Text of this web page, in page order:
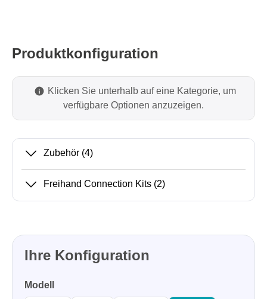
Produktkonfiguration
Klicken Sie unterhalb auf eine Kategorie, um
verfügbare Optionen anzuzeigen.
Zubehör (4)
Freihand Connection Kits (2)
Ihre Konfiguration
Modell